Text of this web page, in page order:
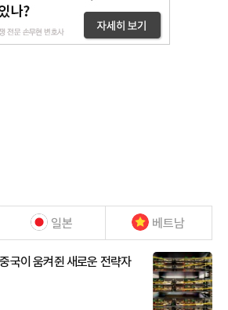
일본 베트남
국이 움켜쥔 새로운 전략자